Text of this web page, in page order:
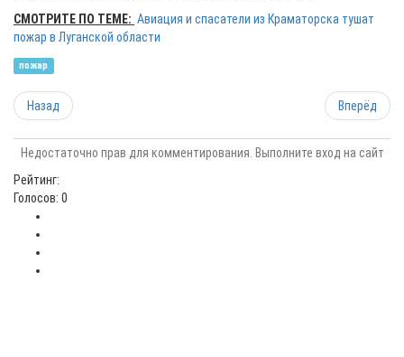
СМОТРИТЕ ПО ТЕМЕ: Авиация и спасатели из Краматорска тушат
пожар в Луганской области
пожар
Назад Вперёд
Недостаточно прав для комментирования. Выполните вход на сайт
Рейтинг:
Голосов: 0